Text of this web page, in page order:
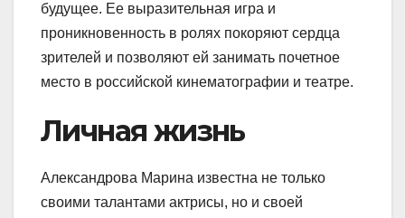
будущее. Ее выразительная игра и
проникновенность в ролях покоряют сердца
зрителей и позволяют ей занимать почетное
место в российской кинематографии и театре.
Личная жизнь
Александрова Марина известна не только
своими талантами актрисы, но и своей